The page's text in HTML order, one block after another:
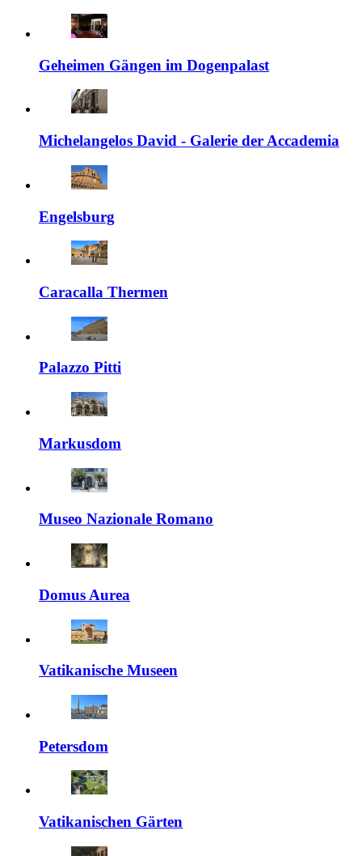
Geheimen Gängen im Dogenpalast
Michelangelos David - Galerie der Accademia
Engelsburg
Caracalla Thermen
Palazzo Pitti
Markusdom
Museo Nazionale Romano
Domus Aurea
Vatikanische Museen
Petersdom
Vatikanischen Gärten